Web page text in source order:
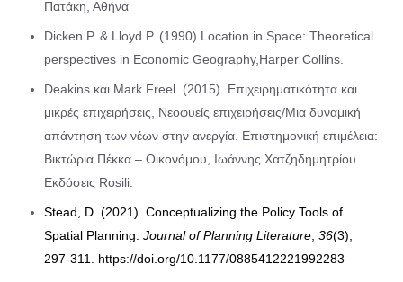
Πατάκη, Αθήνα
Dicken P. & Lloyd P. (1990) Location in Space: Theoretical
perspectives in Economic Geography,Harper Collins.
Deakins και Mark Freel. (2015). Επιχειρηματικότητα και
μικρές επιχειρήσεις, Νεοφυείς επιχειρήσεις/Μια δυναμική
απάντηση των νέων στην ανεργία. Επιστημονική επιμέλεια:
Βικτώρια Πέκκα – Οικονόμου, Ιωάννης Χατζηδημητρίου.
Εκδόσεις Rosili.
Stead, D. (2021). Conceptualizing the Policy Tools of
Spatial Planning. Journal of Planning Literature, 36(3),
297-311. https://doi.org/10.1177/0885412221992283